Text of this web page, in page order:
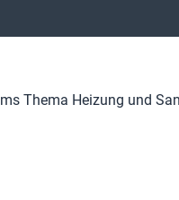
Thema Heizung und